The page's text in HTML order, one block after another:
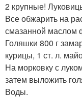
2 крупные!
Все обжарить на
смазанной маслом
Голяшки 800 г
курицы, 1 ст. л.
На морковку с
затем выложить
Воды.